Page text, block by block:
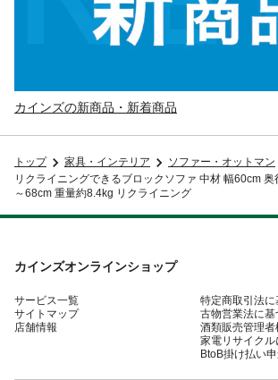
カインズの新商品・新着商品
トップ 家具・インテリア ソファー・オットマン
リクライニングできるブロックソファ 中材 幅60cm
～68cm 重量約8.4kg リクライニング
カインズオンラインショップ
サービス一覧
サイトマップ
店舗情報
特定商取引法
古物営業法に基
酒類販売管理
家電リサイクル
BtoB掛け払い